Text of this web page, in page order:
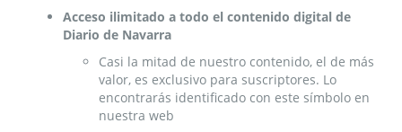
Acceso ilimitado a todo el contenido digital de
Diario de Navarra
Casi la mitad de nuestro contenido, el de más
valor, es exclusivo para suscriptores. Lo
encontrarás identificado con este símbolo en
nuestra web